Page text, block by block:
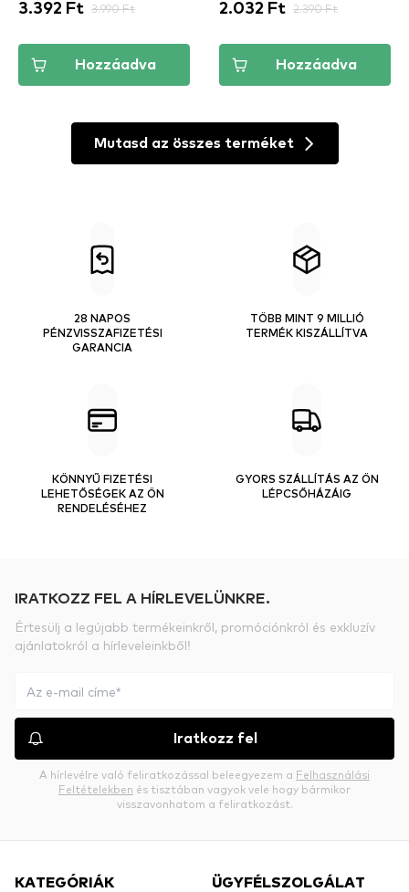
3.392 Ft 3.990 Ft
Hozzáadva
2.032 Ft 2.390 Ft
Hozzáadva
Mutasd az összes terméket
28 NAPOS
PÉNZVISSZAFIZETÉSI
GARANCIA
TÖBB MINT 9 MILLIÓ
TERMÉK KISZÁLLÍTVA
KÖNNYŰ FIZETÉSI
LEHETŐSÉGEK AZ ÖN
RENDELÉSÉHEZ
GYORS SZÁLLÍTÁS AZ ÖN
LÉPCSŐHÁZÁIG
IRATKOZZ FEL A HÍRLEVELÜNKRE.
Értesülj a legújabb termékeinkről, promóciónkról és exkluzív
ajánlatokról a hírleveleinkből!
Iratkozz fel
A hírlevélre való feliratkozással beleegyezem a Felhasználási
Feltételekben és tisztában vagyok vele hogy bármikor
visszavonhatom a feliratkozást.
KATEGÓRIÁK ÜGYFÉLSZOLGÁLAT